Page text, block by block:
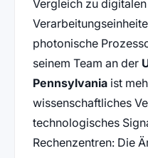
Vergleich zu
photonische
seinem Team an der
Pennsylvaniaist
wissenschaftliches
technologisches
Rechenzentren: Die